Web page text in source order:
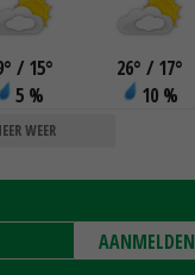
° / 15°
5 %
26° / 17°
10 %
WEER
AANMELDEN